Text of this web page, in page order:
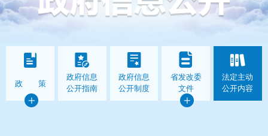
政 策
政府信息
公开指南
政府信息
公开制度
省发改委
文件
法定主动
公开内容